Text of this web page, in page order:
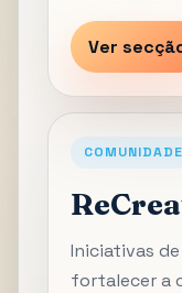
Ver
COMUNIDADE
Iniciativas
fortalecer a